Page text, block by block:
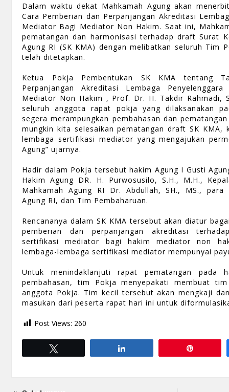
Dalam waktu dekat Mahkamah Agung akan
Cara Pemberian dan Perpanjangan Akreditasi
Mediator Bagi Mediator Non Hakim. Saat ini,
pematangan dan harmonisasi terhadap draft Surat
Agung RI (SK KMA) dengan melibatkan seluruh Tim
telah ditetapkan.
Ketua Pokja Pembentukan SK KMA tentang
Perpanjangan Akreditasi Lembaga
Mediator Non Hakim , Prof. Dr. H. Takdir Rahmadi,
seluruh anggota rapat pokja yang dilaksanakan
segera merampungkan pembahasan dan
mungkin kita selesaikan pematangan draft SK KMA,
lembaga sertifikasi mediator yang mengajukan
Agung” ujarnya.
Hadir dalam Pokja tersebut hakim Agung I Gusti
Hakim Agung DR. H. Purwosusilo, S.H., M.H.,
Mahkamah Agung RI Dr. Abdullah, SH., MS., para
Agung RI, dan Tim Pembaharuan.
Rencananya dalam SK KMA tersebut akan diatur
pemberian dan perpanjangan akreditasi
sertifikasi mediator bagi hakim mediator non
lembaga-lembaga sertifikasi mediator mempunyai
Untuk menindaklanjuti rapat pematangan pada
pembahasan, tim Pokja menyepakati membuat
anggota Pokja. Tim kecil tersebut akan mengkaji
masukan dari peserta rapat hari ini untuk
Post Views: 260